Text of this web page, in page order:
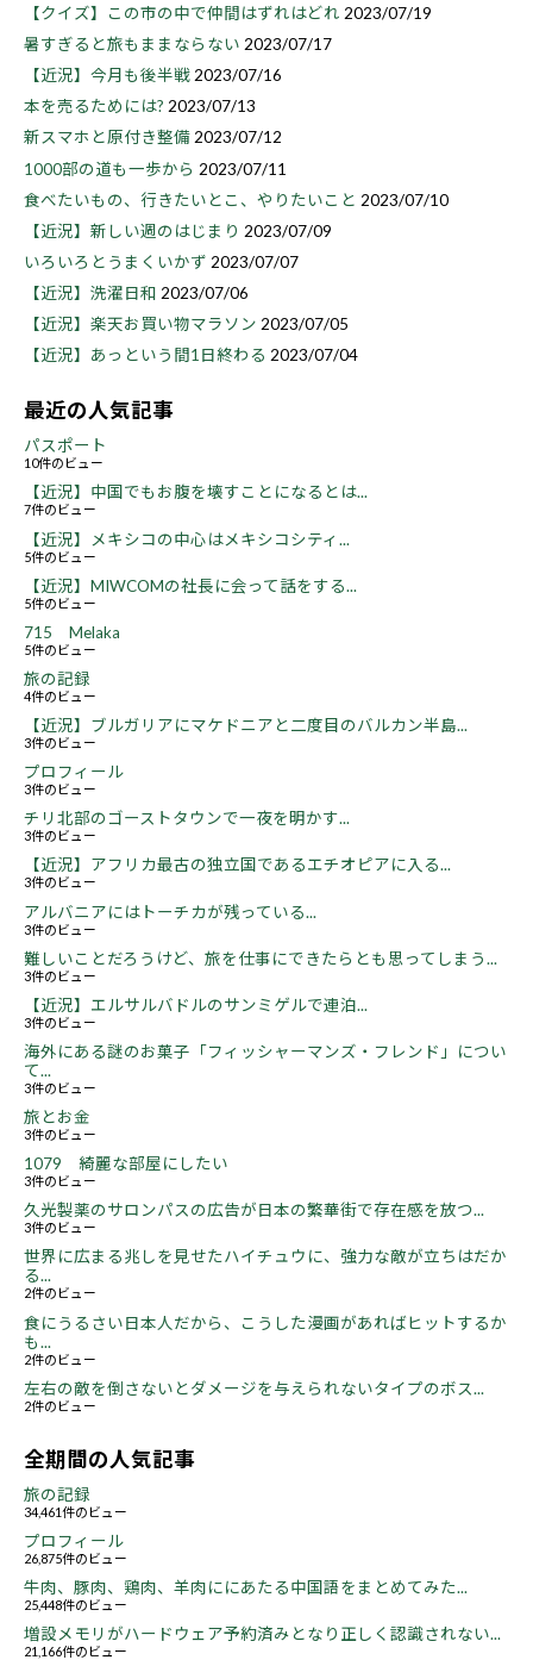
【クイズ】この市の中で仲間はずれはどれ 2023/07/19
暑すぎると旅もままならない 2023/07/17
【近況】今月も後半戦 2023/07/16
本を売るためには? 2023/07/13
新スマホと原付き整備2023/07/12
1000部の道も一歩から 2023/07/11
食べたいもの、行きたいとこ、やりたいこと 2023/07/10
【近況】新しい週のはじまり 2023/07/09
いろいろとうまくいかず 2023/07/07
【近況】洗濯日和 2023/07/06
【近況】楽天お買い物マラソン 2023/07/05
【近況】あっという間1日終わる 2023/07/04
最近の人気記事
パスポート
10件のビュー
【近況】中国でもお腹を壊すことになるとは...
7件のビュー
【近況】メキシコの中心はメキシコシティ...
5件のビュー
【近況】MIWCOMの社長に会って話をする...
5件のビュー
715 Melaka
5件のビュー
旅の記録
4件のビュー
【近況】ブルガリアにマケドニアと二度目のバルカン半島...
3件のビュー
プロフィール
3件のビュー
チリ北部のゴーストタウンで一夜を明かす...
3件のビュー
【近況】アフリカ最古の独立国であるエチオピアに入る...
3件のビュー
アルバニアにはトーチカが残っている...
3件のビュー
難しいことだろうけど、旅を仕事にできたらとも思ってしまう...
3件のビュー
【近況】エルサルバドルのサンミゲルで連泊...
3件のビュー
海外にある謎のお菓子「フィッシャーマンズ・フレンド」につい
て...
3件のビュー
旅とお金
3件のビュー
1079 綺麗な部屋にしたい
3件のビュー
久光製薬のサロンパスの広告が日本の繁華街で存在感を放つ...
3件のビュー
世界に広まる兆しを見せたハイチュウに、強力な敵が立ちはだか
る...
2件のビュー
食にうるさい日本人だから、こうした漫画があればヒットするか
も...
2件のビュー
左右の敵を倒さないとダメージを与えられないタイプのボス...
2件のビュー
全期間の人気記事
旅の記録
34,461件のビュー
プロフィール
26,875件のビュー
牛肉、豚肉、鶏肉、羊肉ににあたる中国語をまとめてみた...
25,448件のビュー
増設メモリがハードウェア予約済みとなり正しく認識されない...
21,166件のビュー